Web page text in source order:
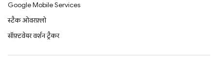
Google Mobile Services
स्टैक ओवरफ़्लो
सॉफ़्टवेयर वर्शन ट्रैकर